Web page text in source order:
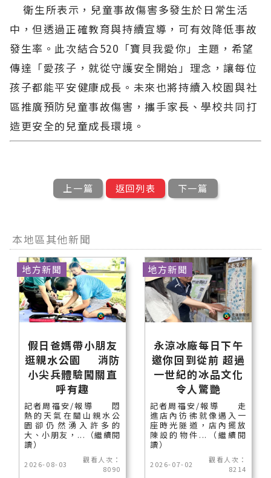
衛生所表示，兒童事故傷害多發生於日常生活
中，但透過正確教育與持續宣導，可有效降低事故
發生率。此次結合520「寶貝我愛你」主題，希望
傳達「愛孩子，就從守護安全開始」理念，讓每位
孩子都能平安健康成長。未來也將持續入校園與社
區推廣預防兒童事故傷害，攜手家長、學校共同打
造更安全的兒童成長環境。
上一篇 返回列表 下一篇
本地區其他新聞
假日爸媽帶小朋友
逛親水公園 消防
小尖兵體驗闖關直
呼有趣
記者周福安/報導 悶
熱的天氣在關山親水公
園卻仍然湧入許多的
大、小朋友，...（繼續閱
讀）
2026-08-03
觀看人次：
8090
地方新聞
永涼冰廠每日下午
邀你回到從前 超過
一世紀的冰品文化
令人驚艷
記者周福安/報導 走
進店內彷彿就像邁入一
座時光隧道，店內擺放
陳設的物件...（繼續閱
讀）
2026-07-02
觀看人次：
8214
地方新聞